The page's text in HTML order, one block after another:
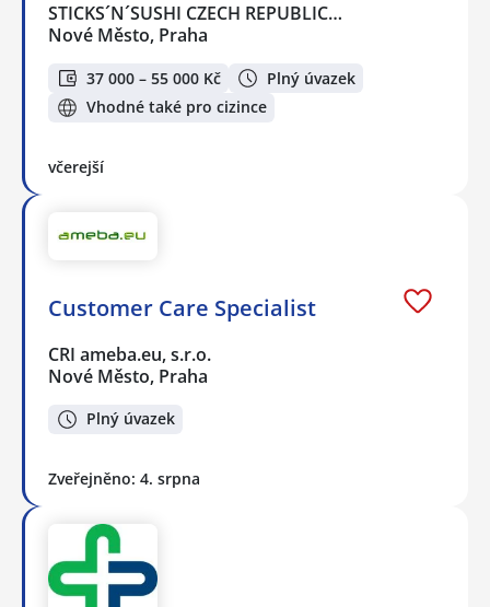
STICKS´N´SUSHI CZECH REPUBLIC…
Nové Město, Praha
37 000 – 55 000 Kč
Plný úvazek
Vhodné také pro cizince
včerejší
Customer Care Specialist
CRI ameba.eu, s.r.o.
Nové Město, Praha
Plný úvazek
Zveřejněno: 4. srpna